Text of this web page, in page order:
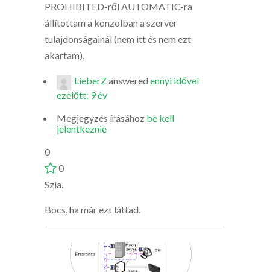
PROHIBITED-ről AUTOMATIC-ra
állítottam a konzolban a szerver
tulajdonságainál (nem itt és nem ezt
akartam).
LieberZanswered ennyi idővel
ezelőtt: 9 év
Megjegyzés írásához be kell
jelentkeznie
0
0
Szia.
Bocs, ha már ezt láttad.